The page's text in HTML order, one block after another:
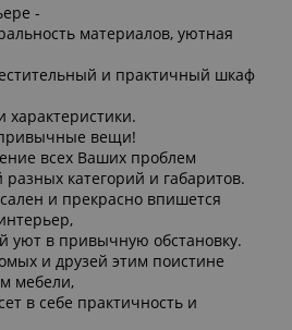
-
материалов, уютная
и практичный шкаф
характеристики.
вещи!
всех Ваших проблем
категорий и габаритов.
и прекрасно впишется
уют в привычную обстановку.
и друзей этим поистине
мебели,
в себе практичность и